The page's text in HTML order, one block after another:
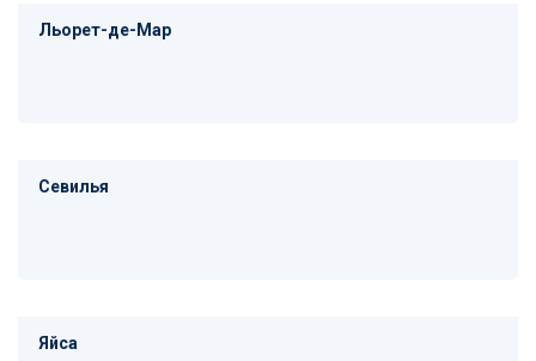
Льорет-де-Мар
Севилья
Яйса